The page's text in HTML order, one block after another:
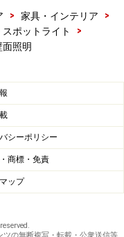
> 家具・インテリア
>
ポットライト
>
照明
シーポリシー
商標・免責
ップ